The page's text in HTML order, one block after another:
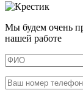
Мы будем очень
нашей работе